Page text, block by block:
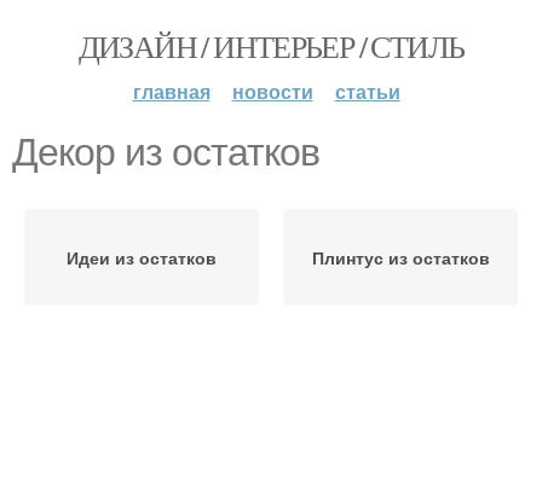
ДИЗАЙН / ИНТЕРЬЕР / СТИЛЬ
главная новости статьи
Декор из остатков
Идеи из остатков Плинтус из остатков